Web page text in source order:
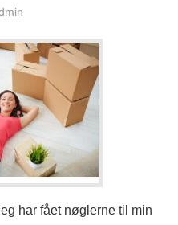
har fået nøglerne til min